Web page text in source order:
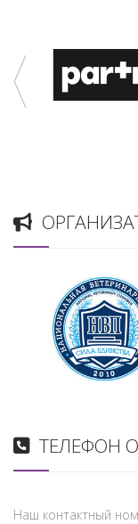
ТЕЛЕФОН
Наш контактный